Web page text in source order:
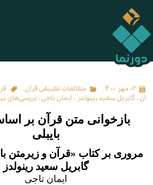
۰۲ مهر ۱۴۰۰ مطالعات تطبیقی قرآن
آن ، گابریل سعید رینولدز ، ایمان تاجی، بررسی‌های
بازخوانی متن قرآن بر
بایبلی
مروری بر کتاب «قرآن و زیرمتن
گابریل سعید رینولدز
ایمان تاجی